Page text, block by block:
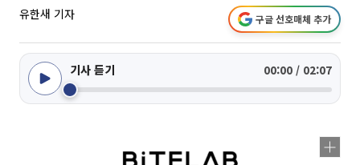
유한새 기자 구글 선호매체 추가
기사 듣기 00:00 / 02:07